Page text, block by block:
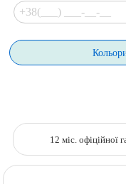
12 міс. офіційної